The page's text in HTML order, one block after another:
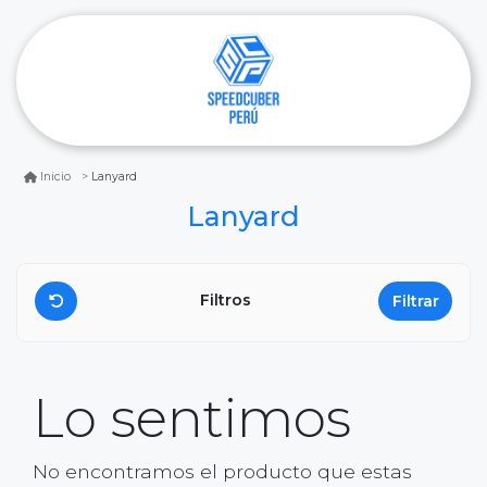
Inicio Lanyard
Lanyard
Filtros Filtrar
Lo sentimos
No encontramos el producto que estas